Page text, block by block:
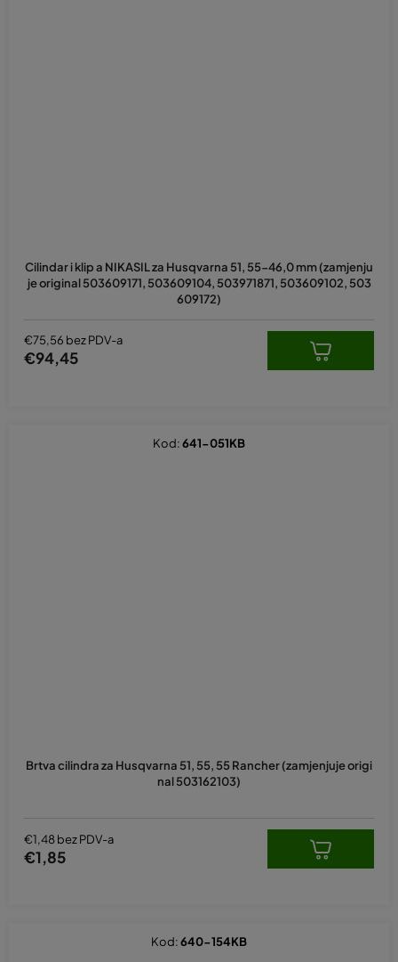
Cilindar i klip a NIKASIL za Husqvarna 51, 55-46,0 mm (zamjenju
je original 503609171, 503609104, 503971871, 503609102, 503
609172)
€75,56 bez PDV-a
€94,45
Brtva cilindra za Husqvarna 51, 55, 55 Rancher (zamjenjuje origi
nal 503162103)
€1,48 bez PDV-a
€1,85
Kod:641-051KB
Kod:640-154KB